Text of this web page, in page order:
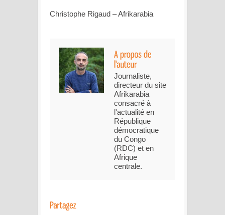
Christophe Rigaud – Afrikarabia
Journaliste,
directeur du site
Afrikarabia
consacré à
l'actualité en
République
démocratique
du Congo
(RDC) et en
Afrique
centrale.